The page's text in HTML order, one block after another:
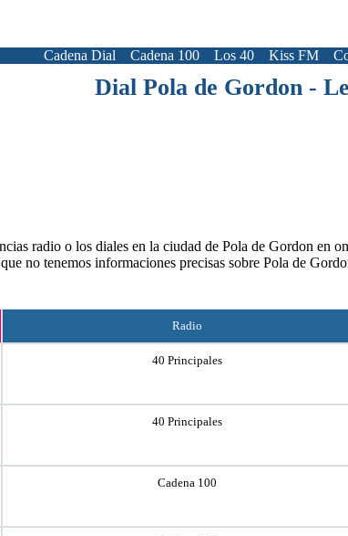
Cadena Dial Cadena 100 Los 40 Kiss FM
Dial Pola de Gordon -
radio o los diales en la ciudad de Pola de Gordon en
no tenemos informaciones precisas sobre Pola de
Radio
40 Principales
40 Principales
Cadena 100